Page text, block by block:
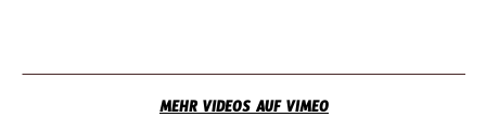
MEHR VIDEOS AUF VIMEO